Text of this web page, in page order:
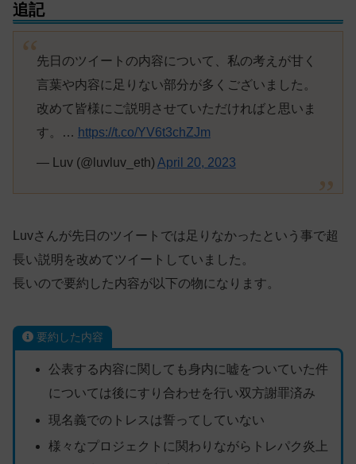
追記
先日のツイートの内容について、私の考えが甘く
言葉や内容に足りない部分が多くございました。
改めて皆様にご説明させていただければと思いま
す。… https://t.co/YV6t3chZJm
— Luv (@luvluv_eth) April 20, 2023
Luvさんが先日のツイートでは足りなかったという事で超
長い説明を改めてツイートしていました。
長いので要約した内容が以下の物になります。
要約した内容
公表する内容に関しても身内に嘘をついていた件
については後にすり合わせを行い双方謝罪済み
現名義でのトレスは誓ってしていない
様々なプロジェクトに関わりながらトレパク炎上